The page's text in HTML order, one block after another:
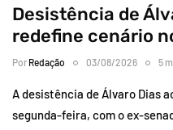
Desistência de
redefine cenário
Por Redação 03/08/2026 5
A desistência de Álvaro Dias
segunda-feira, com o ex-